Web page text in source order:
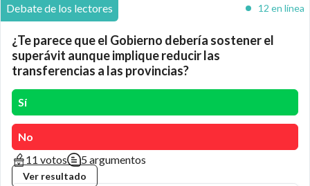
Debate de los lectores 12 en línea
¿Te parece que el Gobierno debería sostener el
superávit aunque implique reducir las
transferencias a las provincias?
Sí
No
11 votos
5 argumentos
Ver resultado